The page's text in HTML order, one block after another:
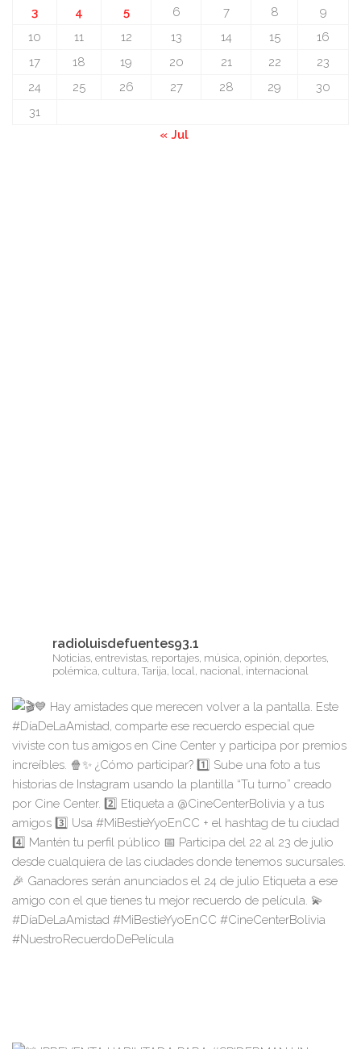
3
4 5 6 7 8
9
10
11 12 13 14 15
16
17
18 19 20 21 22
23
24
25 26 27 28 29
30
31
« Jul
radioluisdefuentes93.1
Noticias, entrevistas, reportajes, música, opinión, deportes,
polémica, cultura, Tarija, local, nacional, internacional